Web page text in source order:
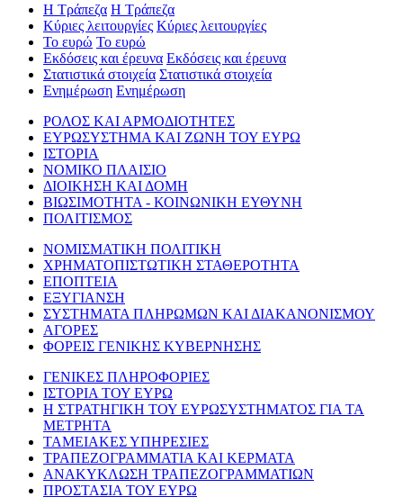
Η Τράπεζα Η Τράπεζα
Κύριες λειτουργίες Κύριες λειτουργίες
Το ευρώ Το ευρώ
Εκδόσεις και έρευνα Εκδόσεις και έρευνα
Στατιστικά στοιχεία Στατιστικά στοιχεία
Ενημέρωση Ενημέρωση
ΡΟΛΟΣ ΚΑΙ ΑΡΜΟΔΙΟΤΗΤΕΣ
ΕΥΡΩΣΥΣΤΗΜΑ ΚΑΙ ΖΩΝΗ ΤΟΥ ΕΥΡΩ
ΙΣΤΟΡΙΑ
ΝΟΜΙΚΟ ΠΛΑΙΣΙΟ
ΔΙΟΙΚΗΣΗ ΚΑΙ ΔΟΜΗ
ΒΙΩΣΙΜΟΤΗΤΑ - ΚΟΙΝΩΝΙΚΗ ΕΥΘΥΝΗ
ΠΟΛΙΤΙΣΜΟΣ
ΝΟΜΙΣΜΑΤΙΚΗ ΠΟΛΙΤΙΚΗ
ΧΡΗΜΑΤΟΠΙΣΤΩΤΙΚΗ ΣΤΑΘΕΡΟΤΗΤΑ
ΕΠΟΠΤΕΙΑ
ΕΞΥΓΙΑΝΣΗ
ΣΥΣΤΗΜΑΤΑ ΠΛΗΡΩΜΩΝ ΚΑΙ ΔΙΑΚΑΝΟΝΙΣΜΟΥ
ΑΓΟΡΕΣ
ΦΟΡΕΙΣ ΓΕΝΙΚΗΣ ΚΥΒΕΡΝΗΣΗΣ
ΓΕΝΙΚΕΣ ΠΛΗΡΟΦΟΡΙΕΣ
ΙΣΤΟΡΙΑ ΤΟΥ ΕΥΡΩ
Η ΣΤΡΑΤΗΓΙΚΗ ΤΟΥ ΕΥΡΩΣΥΣΤΗΜΑΤΟΣ ΓΙΑ ΤΑ
ΜΕΤΡΗΤΑ
ΤΑΜΕΙΑΚΕΣ ΥΠΗΡΕΣΙΕΣ
ΤΡΑΠΕΖΟΓΡΑΜΜΑΤΙΑ ΚΑΙ ΚΕΡΜΑΤΑ
ΑΝΑΚΥΚΛΩΣΗ ΤΡΑΠΕΖΟΓΡΑΜΜΑΤΙΩΝ
ΠΡΟΣΤΑΣΙΑ ΤΟΥ ΕΥΡΩ